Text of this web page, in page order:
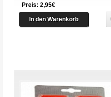
Preis: 2,95€
In den Warenkorb